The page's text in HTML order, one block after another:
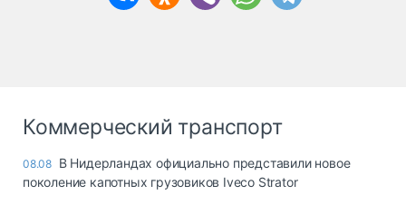
Коммерческий транспорт
08.08 В Нидерландах официально представили новое
поколение капотных грузовиков Iveco Strator